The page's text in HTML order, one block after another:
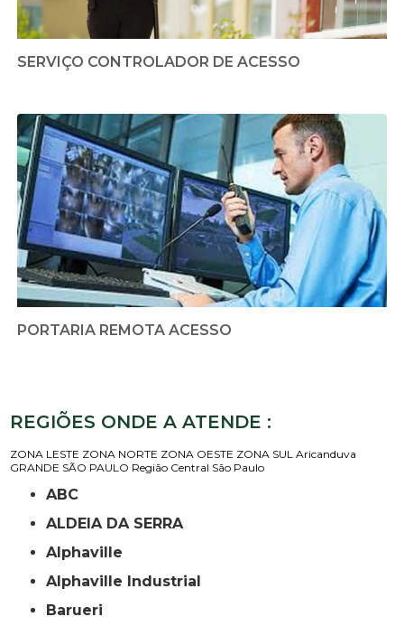
SERVIÇO CONTROLADOR DE ACESSO
PORTARIA REMOTA ACESSO
REGIÕES ONDE A ATENDE :
ZONA LESTE ZONA NORTE ZONA OESTE ZONA SUL Aricanduva
GRANDE SÃO PAULO Região Central São Paulo
ABC
ALDEIA DA SERRA
Alphaville
Alphaville Industrial
Barueri